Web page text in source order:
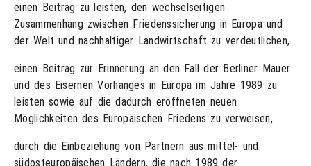
einen Beitrag zu leisten, den wechselseitigen
Zusammenhang zwischen Friedenssicherung in Europa und
der Welt und nachhaltiger Landwirtschaft zu verdeutlichen,
einen Beitrag zur Erinnerung an den Fall der Berliner Mauer
und des Eisernen Vorhanges in Europa im Jahre 1989 zu
leisten sowie auf die dadurch eröffneten neuen
Möglichkeiten des Europäischen Friedens zu verweisen,
durch die Einbeziehung von Partnern aus mittel- und
südosteuropäischen Ländern, die nach 1989 der